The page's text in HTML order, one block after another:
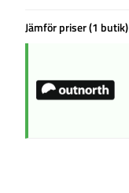
Jämför priser (1 butik)